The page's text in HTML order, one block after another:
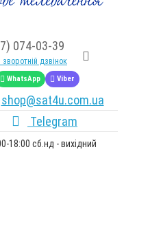
074-03-39
дзвінок
WhatsApp Viber
shop@sat4u.com.ua
Telegram
18:00 сб.нд - вихідний